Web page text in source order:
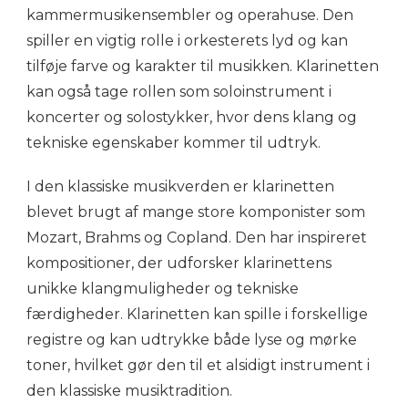
kammermusikensembler og operahuse. Den
spiller en vigtig rolle i orkesterets lyd og kan
tilføje farve og karakter til musikken. Klarinetten
kan også tage rollen som soloinstrument i
koncerter og solostykker, hvor dens klang og
tekniske egenskaber kommer til udtryk.
I den klassiske musikverden er klarinetten
blevet brugt af mange store komponister som
Mozart, Brahms og Copland. Den har inspireret
kompositioner, der udforsker klarinettens
unikke klangmuligheder og tekniske
færdigheder. Klarinetten kan spille i forskellige
registre og kan udtrykke både lyse og mørke
toner, hvilket gør den til et alsidigt instrument i
den klassiske musiktradition.